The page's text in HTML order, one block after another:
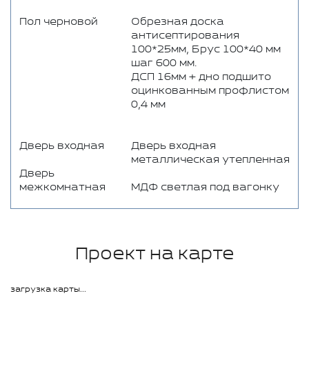
Пол черновой
Обрезная доска
антисептирования
100*25мм, Брус 100*40 мм
шаг 600 мм.
ДСП 16мм + дно подшито
оцинкованным профлистом
0,4 мм
Дверь входная
Дверь
межкомнатная
Дверь входная
металлическая утепленная
МДФ светлая под вагонку
Проект на карте
загрузка карты...